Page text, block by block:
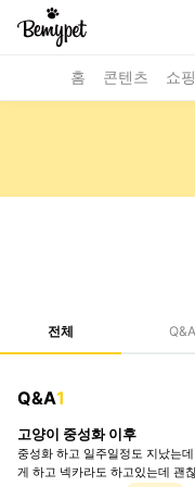
홈 콘텐츠 쇼핑
전체 Q&A
Q&A1
고양이 중성화 이후
중성화 하고 일주일정도 지났는
게 하고 넥카라도 하고있는데 괜